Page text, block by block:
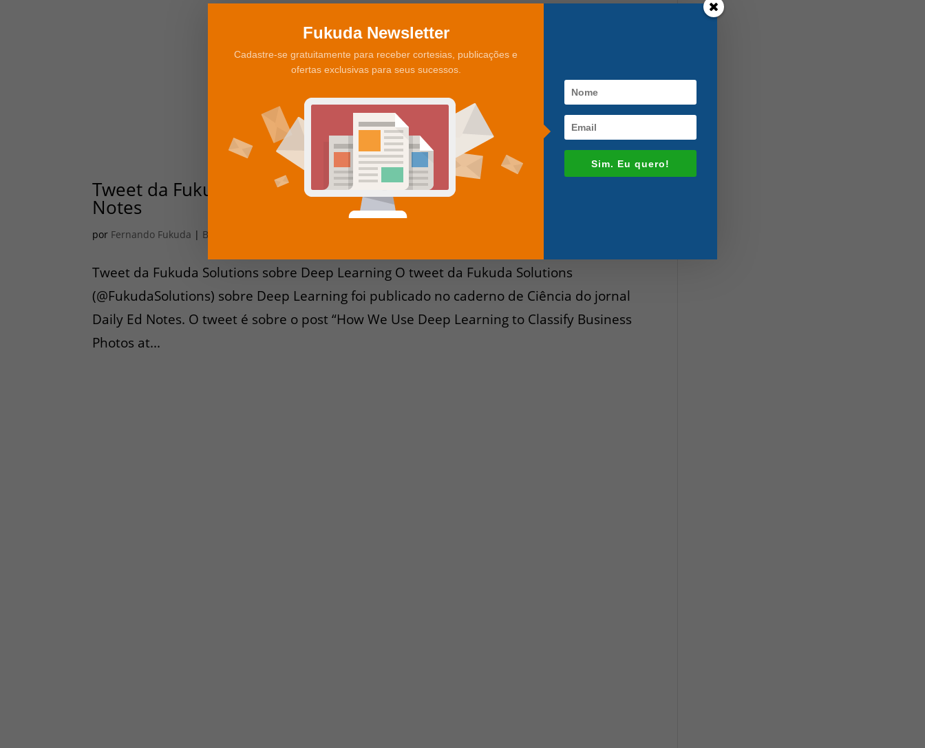
Tweet da Fukuda Solutions sobre Deep Learning no Daily Ed
Notes
por Fernando Fukuda | Big Data
Tweet da Fukuda Solutions sobre Deep Learning O tweet da Fukuda Solutions
(@FukudaSolutions) sobre Deep Learning foi publicado no caderno de Ciência do jornal
Daily Ed Notes. O tweet é sobre o post “How We Use Deep Learning to Classify Business
Photos at...
Fukuda Newsletter
Cadastre-se gratuitamente para receber cortesias, publicações e
ofertas exclusivas para seus sucessos.
Sim. Eu quero!